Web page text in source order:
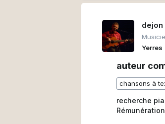
dejon
Yerres
auteur
chansons à
recherche